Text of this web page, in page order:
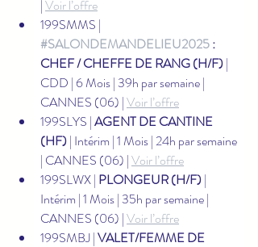
| Voir l’offre
199SMMS |
#SALONDEMANDELIEU2025 :
CHEF / CHEFFE DE RANG (H/F) |
CDD | 6 Mois | 39h par semaine |
CANNES (06) | Voir l’offre
199SLYS | AGENT DE CANTINE
(HF) | Intérim | 1 Mois | 24h par semaine
| CANNES (06) | Voir l’offre
199SLWX | PLONGEUR (H/F) |
Intérim | 1 Mois | 35h par semaine |
CANNES (06) | Voir l’offre
199SMBJ | VALET/FEMME DE